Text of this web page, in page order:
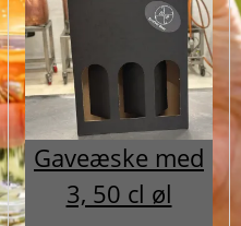
Gaveæske med
3, 50 cl øl